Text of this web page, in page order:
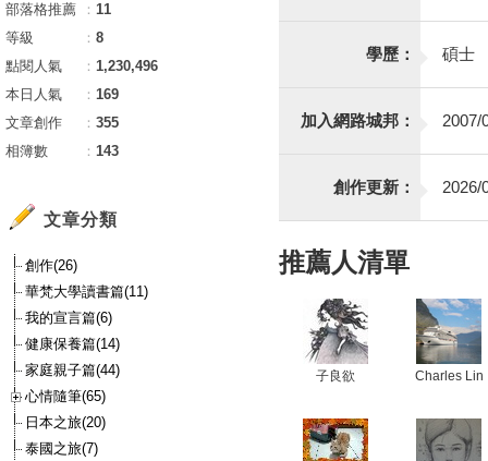
學歷： 碩士
加入網路城邦： 2007/
創作更新： 2026/
推薦人清單
子良欲 Charles Lin
部落格推薦 ： 11
等級
： 8
點閱人氣
： 1,230,496
本日人氣
： 169
文章創作
： 355
相簿數
： 143
文章分類
創作(26)
華梵大學讀書篇(11)
我的宣言篇(6)
健康保養篇(14)
家庭親子篇(44)
心情隨筆(65)
日本之旅(20)
泰國之旅(7)